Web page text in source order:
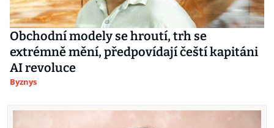
Obchodní modely se hroutí, trh se
extrémně mění, předpovídají čeští kapitáni
AI revoluce
Byznys